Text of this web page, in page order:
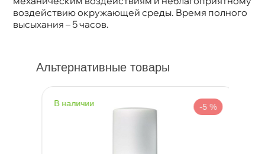
оздействию окружающей среды. Время полного
ысыхания – 5 часов.
Альтернативные товары
наличии -5 %